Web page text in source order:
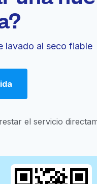
lavado al seco fiable
el servicio